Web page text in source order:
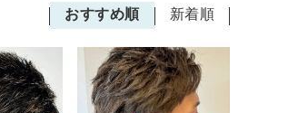
おすすめ順 新着順